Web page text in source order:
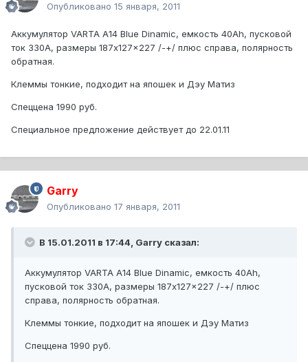
Опубликовано 15 января, 2011
Аккумулятор VARTA A14 Blue Dinamic, емкость 40Ah, пусковой
ток 330A, размеры 187x127x227 /-+/ плюс справа, полярность
обратная.
Клеммы тонкие, подходит на япошек и Дэу Матиз
Спеццена 1990 руб.
Специальное предложение действует до 22.01.11
Garry
Опубликовано 17 января, 2011
В 15.01.2011 в 17:44, Garry сказал:
Аккумулятор VARTA A14 Blue Dinamic, емкость 40Ah,
пусковой ток 330A, размеры 187x127x227 /-+/ плюс
справа, полярность обратная.
Клеммы тонкие, подходит на япошек и Дэу Матиз
Спеццена 1990 руб.